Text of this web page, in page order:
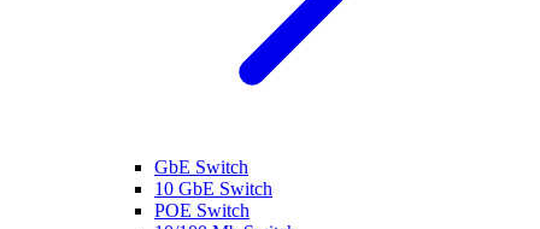
GbE Switch
10 GbE Switch
POE Switch